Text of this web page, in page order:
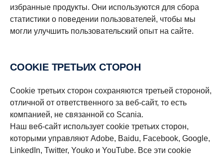
избранные продукты. Они используются для сбора
статистики о поведении пользователей, чтобы мы
могли улучшить пользовательский опыт на сайте.
COOKIE ТРЕТЬИХ СТОРОН
Cookie третьих сторон сохраняются третьей стороной,
отличной от ответственного за веб-сайт, то есть
компанией, не связанной со Scania.
Наш веб-сайт использует cookie третьих сторон,
которыми управляют Adobe, Baidu, Facebook, Google,
LinkedIn, Twitter, Youko и YouTube. Все эти cookie